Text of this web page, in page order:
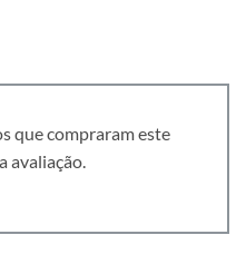
que compraram este
avaliação.